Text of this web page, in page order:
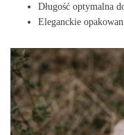
Długość optymalna
Eleganckie